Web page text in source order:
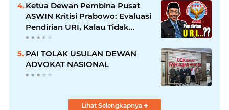
Ketua Dewan Pembina Pusat
ASWIN Kritisi Prabowo: Evaluasi
Pendirian URI, Kalau Tidak
Mendesak Sebaiknya
PAI TOLAK USULAN DEWAN
ADVOKAT NASIONAL
Lihat Selengkapnya